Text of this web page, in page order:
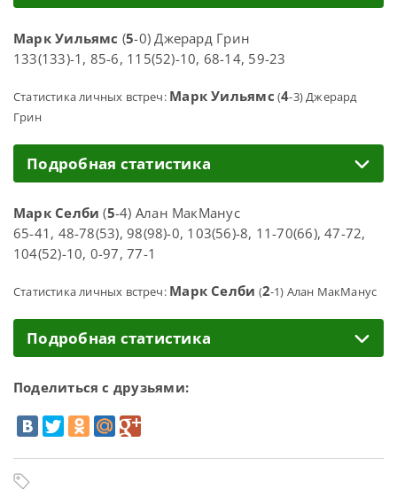
Марк Уильямс (5-0) Джерард Грин
133(133)-1, 85-6, 115(52)-10, 68-14, 59-23
Статистика личных встреч: Марк Уильямс (4-3) Джерард
Грин
Подробная статистика
Марк Селби (5-4) Алан МакМанус
65-41, 48-78(53), 98(98)-0, 103(56)-8, 11-70(66), 47-72,
104(52)-10, 0-97, 77-1
Статистика личных встреч: Марк Селби (2-1) Алан МакМанус
Подробная статистика
Поделиться с друзьями: